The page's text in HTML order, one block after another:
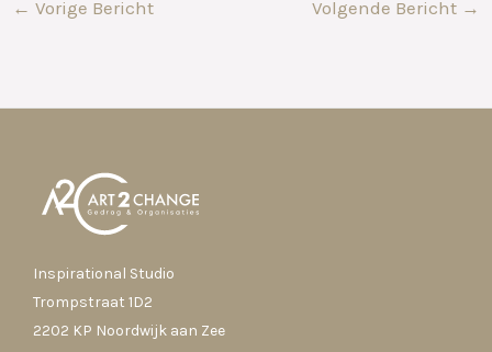
← Vorige Bericht Volgende Bericht →
Inspirational Studio
Trompstraat 1D2
2202 KP Noordwijk aan Zee